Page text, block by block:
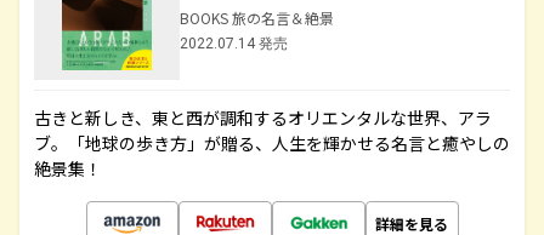
BOOKS 旅の名言＆絶景
2022.07.14 発売
古きと新しき、東と西が調和するオリエンタルな世界、アラ
ブ。「地球の歩き方」が贈る、人生を輝かせる名言と癒やしの
絶景集！
詳細を見る